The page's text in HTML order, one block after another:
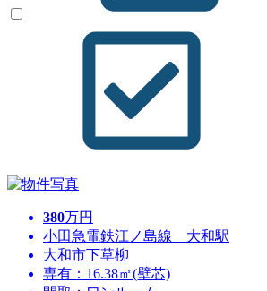
380万円
小田急電鉄江ノ島線 大和駅
大和市下草柳
専有：16.38㎡(壁芯)